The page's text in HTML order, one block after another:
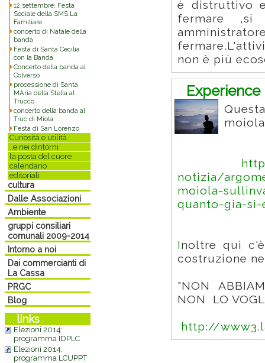
12 settembre: Festa
Sociale della SMS La
Familiare
concerto di Natale della
banda
Festa di Santa Cecilia
con la Banda
Concerto della banda al
Colverso
processione di Santa
MAria della Stella al
Trucco
concerto della banda al
Truc di Miola
Festa di San Lorenzo
Curiosità e utilità
..e nei dintorni
la posta del cuore
calendario
editoriali
cultura
Dalle Associazioni
Ambiente
gruppi consiliari
comunali 2009-2014
Intorno a noi
Dai commercianti di
La Cassa
PRGC
Blog
links
Elezioni 2014:
programma IDPLC
Elezioni 2014:
programma LCUPPT
è distruttivo
fermare ,si
non è più
Experience
notizia/
moiola-
quanto-gia-
Inoltre qui
costruzione
"NON
NON LO
http://